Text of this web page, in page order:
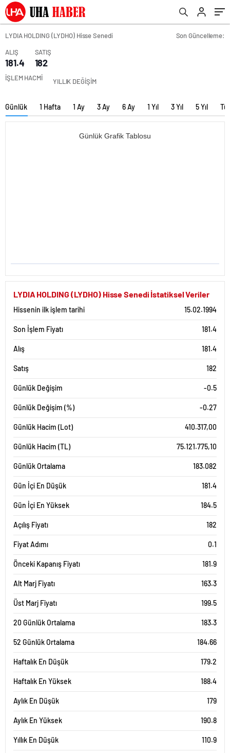
LYDIA HOLDING (LYDHO) Hisse Senedi
Son Güncelleme:
ALIŞ
181.4
SATIŞ
182
İŞLEM HACMİ YILLIK DEĞİŞİM
Günlük 1 Hafta 1 Ay 3 Ay 6 Ay 1 Yıl 3 Yıl 5 Yıl
Günlük Grafik Tablosu
LYDIA HOLDING (LYDHO) Hisse Senedi İstatiksel Veriler
Hissenin ilk işlem tarihi 15.02.1994
Son İşlem Fiyatı 181.4
Alış 181.4
Satış 182
Günlük Değişim -0.5
Günlük Değişim (%) -0.27
Günlük Hacim (Lot) 410.317,00
Günlük Hacim (TL) 75.121.775,10
Günlük Ortalama 183.082
Gün İçi En Düşük 181.4
Gün İçi En Yüksek 184.5
Açılış Fiyatı 182
Fiyat Adımı 0.1
Önceki Kapanış Fiyatı 181.9
Alt Marj Fiyatı 163.3
Üst Marj Fiyatı 199.5
20 Günlük Ortalama 183.3
52 Günlük Ortalama 184.66
Haftalık En Düşük 179.2
Haftalık En Yüksek 188.4
Aylık En Düşük 179
Aylık En Yüksek 190.8
Yıllık En Düşük 110.9